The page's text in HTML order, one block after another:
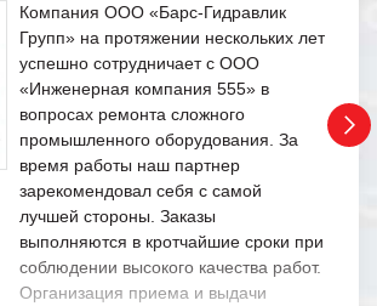
Компания ООО «Барс-Гидравлик
Групп» на протяжении нескольких лет
успешно сотрудничает с ООО
«Инженерная компания 555» в
вопросах ремонта сложного
промышленного оборудования. За
время работы наш партнер
зарекомендовал себя с самой
лучшей стороны. Заказы
выполняются в кротчайшие сроки при
соблюдении высокого качества работ.
Организация приема и выдачи